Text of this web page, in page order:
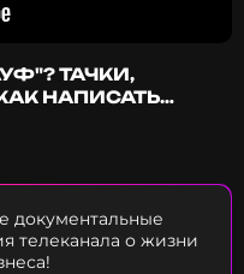
ТАЧКИ,
НАПИСАТЬ
документальные
телеканала о жизни